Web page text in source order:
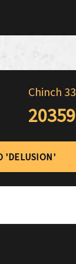
Chinch 33
20359
'DELUSION'